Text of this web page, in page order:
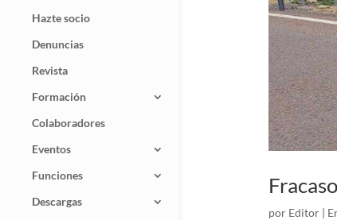
Hazte socio
Denuncias
Revista
Formación
Colaboradores
Eventos
Funciones
Descargas
por Editor|